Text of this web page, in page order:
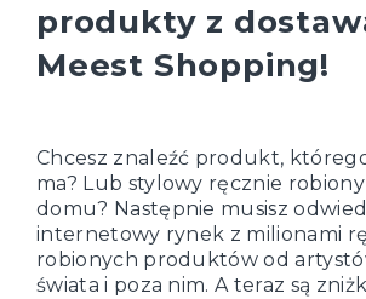
produkty z
Meest Shopping!
Chcesz znaleźć produkt,
ma? Lub stylowy ręcznie
domu? Następnie musisz
internetowy rynek z milionami
robionych produktów od
świata i poza nim. A teraz są